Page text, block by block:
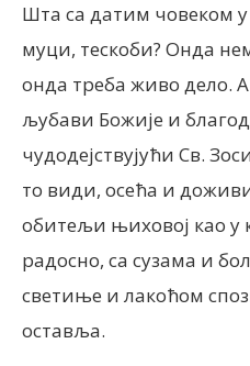
Шта са датим човеком
муци, тескоби? Онда
онда треба живо дело.
љубави Божије и
чудодејствујући Св.
то види, осећа и
обитељи њиховој као
радосно, са сузама и
светиње и лакоћом
оставља.